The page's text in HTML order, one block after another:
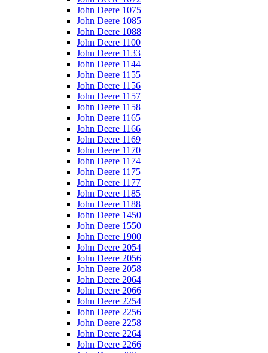
John Deere 1075
John Deere 1085
John Deere 1088
John Deere 1100
John Deere 1133
John Deere 1144
John Deere 1155
John Deere 1156
John Deere 1157
John Deere 1158
John Deere 1165
John Deere 1166
John Deere 1169
John Deere 1170
John Deere 1174
John Deere 1175
John Deere 1177
John Deere 1185
John Deere 1188
John Deere 1450
John Deere 1550
John Deere 1900
John Deere 2054
John Deere 2056
John Deere 2058
John Deere 2064
John Deere 2066
John Deere 2254
John Deere 2256
John Deere 2258
John Deere 2264
John Deere 2266